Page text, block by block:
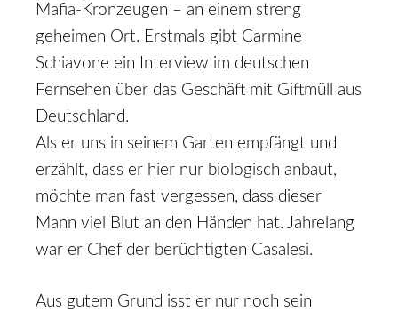
Mafia-Kronzeugen – an einem streng
geheimen Ort. Erstmals gibt Carmine
Schiavone ein Interview im deutschen
Fernsehen über das Geschäft mit Giftmüll aus
Deutschland.
Als er uns in seinem Garten empfängt und
erzählt, dass er hier nur biologisch anbaut,
möchte man fast vergessen, dass dieser
Mann viel Blut an den Händen hat. Jahrelang
war er Chef der berüchtigten Casalesi.
Aus gutem Grund isst er nur noch sein